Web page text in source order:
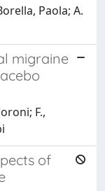
Paola; A.
migraine
F.,
of